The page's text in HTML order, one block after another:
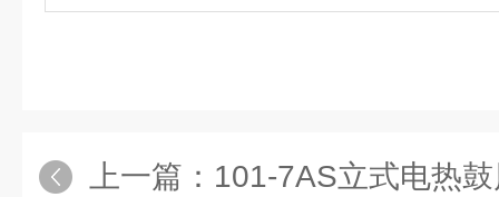
上一篇： 101-7AS立式电热鼓风干燥箱,